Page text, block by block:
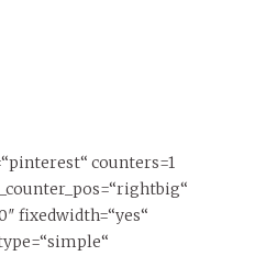
counters=1
fixedwidth=“yes“